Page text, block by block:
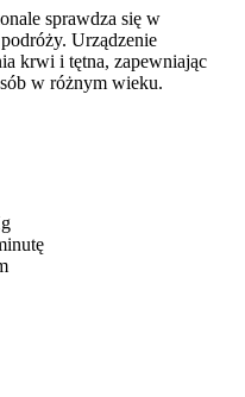
sprawdza się w
Urządzenie
krwi i tętna, zapewniając
w różnym wieku.